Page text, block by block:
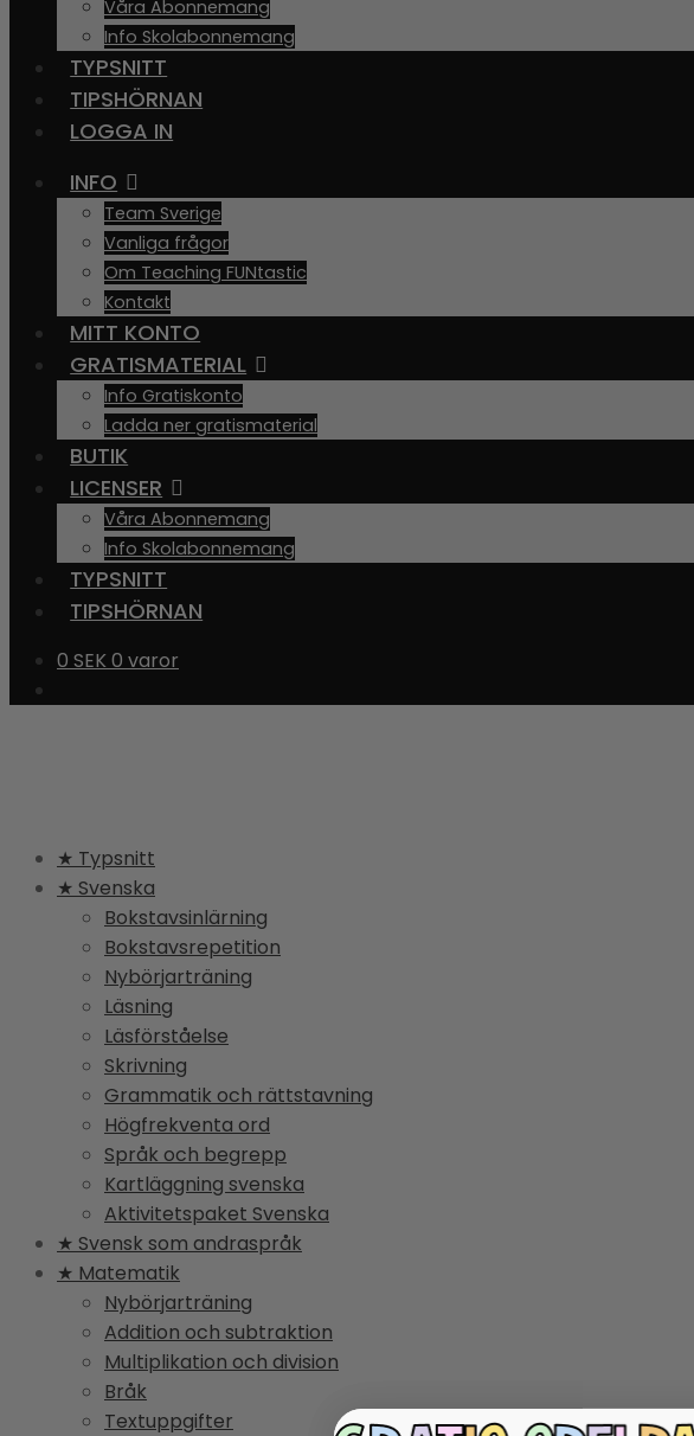
Våra Abonnemang
Info Skolabonnemang
TYPSNITT
TIPSHÖRNAN
LOGGA IN
INFO
Team Sverige
Vanliga frågor
Om Teaching FUNtastic
Kontakt
MITT KONTO
GRATISMATERIAL
Info Gratiskonto
Ladda ner gratismaterial
BUTIK
LICENSER
Våra Abonnemang
Info Skolabonnemang
TYPSNITT
TIPSHÖRNAN
0 SEK0 varor
★ Typsnitt
★ Svenska
Bokstavsinlärning
Bokstavsrepetition
Nybörjarträning
Läsning
Läsförståelse
Skrivning
Grammatik och rättstavning
Högfrekventa ord
Språk och begrepp
Kartläggning svenska
Aktivitetspaket Svenska
★ Svensk som andraspråk
★ Matematik
Nybörjarträning
Addition och subtraktion
Multiplikation och division
Bråk
Textuppgifter